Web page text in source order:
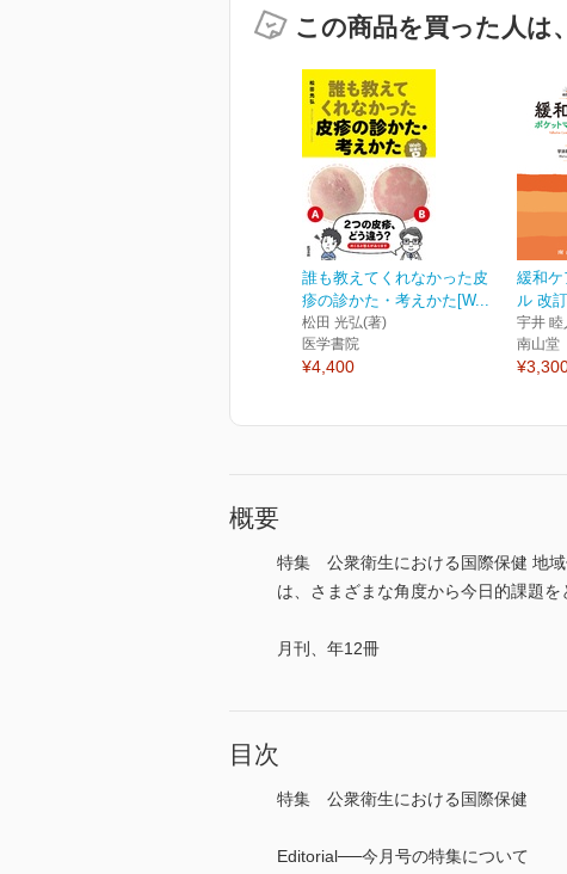
この商品を買った人は
誰も教えてくれなかった皮
疹の診かた・考えかた[W...
松田 光弘(著)
医学書院
¥4,400
緩和ケ
ル 改
宇井 睦
南山堂
概要
特集 公衆衛生における国際保健 地域
は、さまざまな角度から今日的課題
月刊、年12冊
目次
特集 公衆衛生における国際保健
Editorial──今月号の特集について